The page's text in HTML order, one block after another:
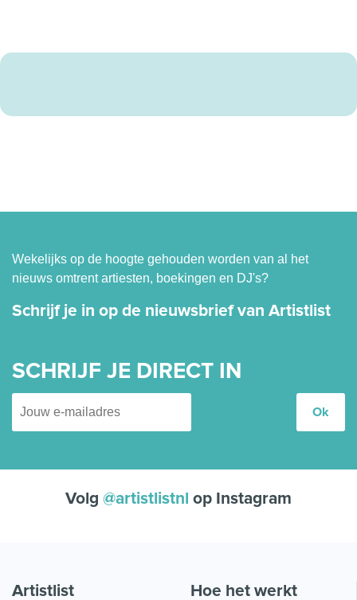
Wekelijks op de hoogte gehouden worden van al het
nieuws omtrent artiesten, boekingen en DJ's?
Schrijf je in op de nieuwsbrief van Artistlist
SCHRIJF JE DIRECT IN
Volg @artistlistnl op Instagram
Artistlist Hoe het werkt